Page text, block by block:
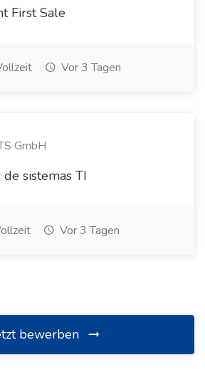
First Sale
Vor 3 Tagen
GmbH
sistemas TI
Vor 3 Tagen
bewerben